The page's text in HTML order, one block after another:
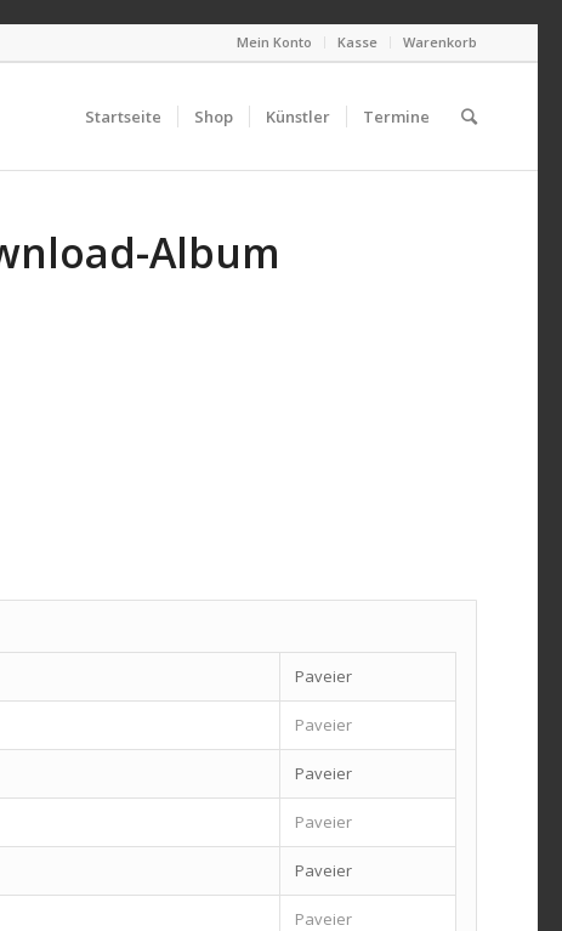
Mein Konto Kasse Warenkorb
Startseite Shop Künstler Termine
Album
Paveier
Paveier
Paveier
Paveier
Paveier
Paveier